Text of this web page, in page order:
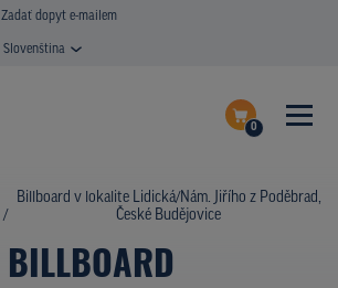
Zadať dopyt e-mailem
Slovenština
0
Dokončiť dopyt
DATABÁZA NOSIČOV
PLOCHY V AKCII
Billboard v lokalite Lidická/Nám. Jiřího z Poděbrad,
České Budějovice
BILLBOARD